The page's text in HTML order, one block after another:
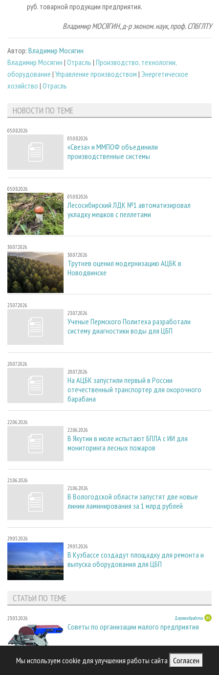
Мы используем cookie для улучшения работы сайта Согласен
руб. товарной продукции предприятия.
Владимир МОСЯГИН, д-р эконом. наук, проф. СПбГЛТУ
Автор: Владимир Мосягин
Владимир Мосягин | Отрасль | Производство, технологии,
оборудование | Управление производством | Энергетическое
хозяйство | Отрасль
НОВОСТИ ПО ТЕМЕ
05.08.2026
05.08.2026
«Свеза» и ММПОФ объединили
производственные системы
05.08.2026
05.08.2026
Лесосибирский ЛДК №1 автоматизировал
укладку мешков с пеллетами
30.07.2026
30.07.2026
Трутнев оценил модернизацию АЦБК в
Новодвинске
23.07.2026
23.07.2026
Ученые Пермского Политеха разработали
систему диагностики воды для ЦБП
20.07.2026
20.07.2026
На АЦБК запустили первый в России
отечественный транспортер для окорочного
барабана
22.06.2026
22.06.2026
В Якутии в июле испытают БПЛА с ИИ для
мониторинга лесных пожаров
21.06.2026
21.06.2026
В Вологодской области запустят две новые
линии ламинирования за 1 млрд рублей
29.05.2026
29.05.2026
В Кузбассе создадут площадку для ремонта и
выпуска оборудования для ЦБП
СТАТЬИ ПО ТЕМЕ
23.03.2026 Деревообработка
Советы по организации малого предприятия